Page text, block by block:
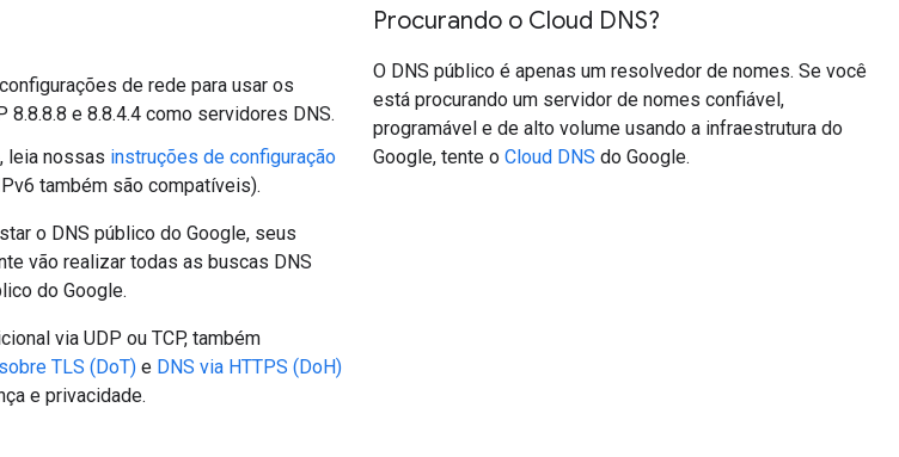
de rede para usar os
8.8.8.8 e 8.8.4.4 como servidores DNS.
leia nossas instruções de configuração
também são compatíveis).
o DNS público do Google, seus
vão realizar todas as buscas DNS
do Google.
via UDP ou TCP, também
TLS (DoT) e DNS via HTTPS (DoH)
e privacidade.
Procurando o Cloud DNS?
O DNS público é apenas um resolvedor de nomes. Se você
está procurando um servidor de nomes confiável,
programável e de alto volume usando a infraestrutura do
Google, tente o Cloud DNS do Google.